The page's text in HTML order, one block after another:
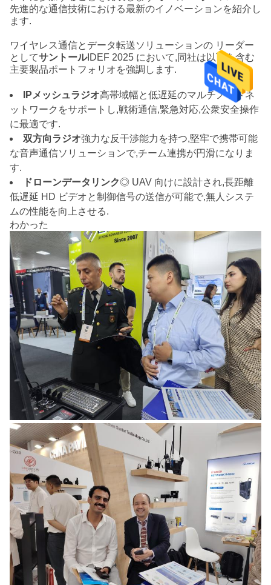
先進的な通信技術における最新のイノベーションを紹介し
ます.
ワイヤレス通信とデータ転送ソリューションの リーダー
としてサントールIDEF 2025 において,同社は以下を含む
主要製品ポートフォリオを強調します.
IPメッシュラジオ高帯域幅と低遅延のマルチノードネ
ットワークをサポートし,戦術通信,緊急対応,公衆安全操作
に最適です.
双方向ラジオ強力な反干渉能力を持つ,堅牢で携帯可能
な音声通信ソリューションで,チーム連携が円滑になりま
す.
ドローンデータリンク◎ UAV 向けに設計され,長距離
低遅延 HD ビデオと制御信号の送信が可能で,無人システ
ムの性能を向上させる.
わかった